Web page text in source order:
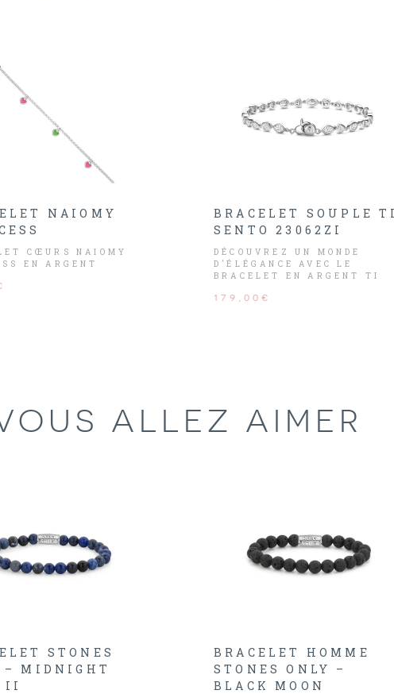
NAIOMY
CŒURS NAIOMY
EN ARGENT
BRACELET SOUPLE TI
SENTO 23062ZI
DÉCOUVREZ UN MONDE
D’ÉLÉGANCE AVEC LE
BRACELET EN ARGENT TI
CÉLÉBRATION ÉCLATANTE
179,00€
ALLEZ AIMER
STONES
– MIDNIGHT
II
BRACELET HOMME
STONES ONLY –
BLACK MOON